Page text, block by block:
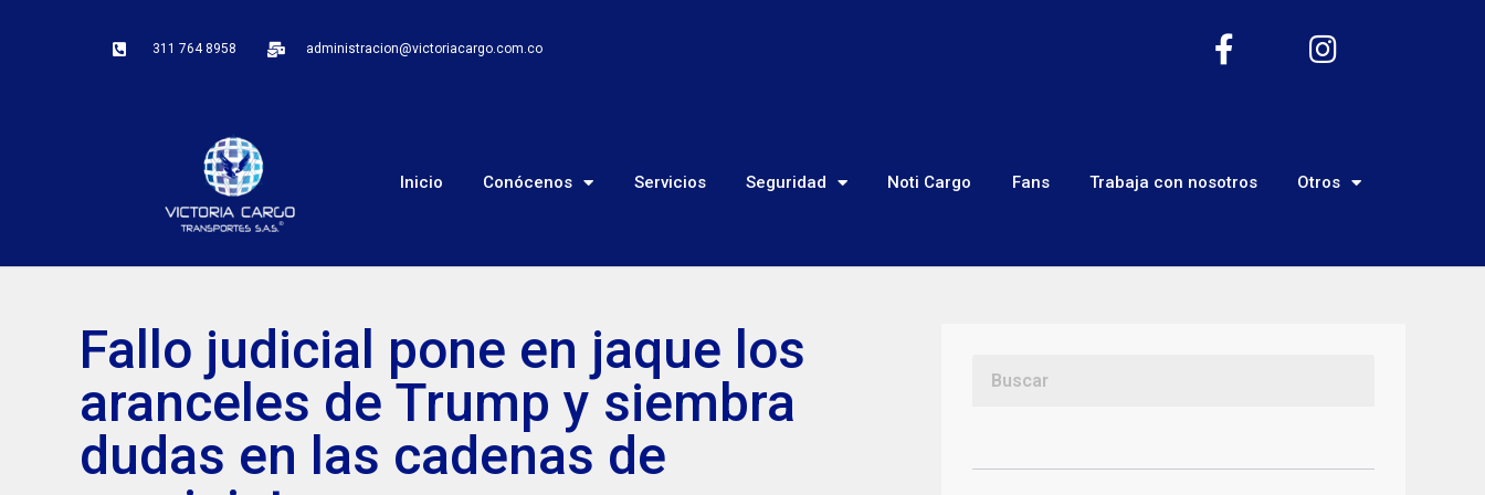
311 764 8958 administracion@victoriacargo.com.co
Inicio Conócenos Servicios Seguridad Noti Cargo Fans Trabaja con nosotros Otros
Fallo judicial pone en jaque los
aranceles de Trump y siembra
dudas en las cadenas de